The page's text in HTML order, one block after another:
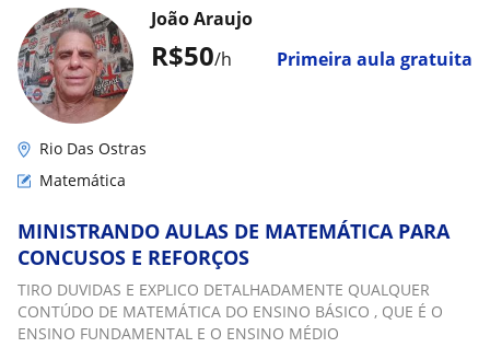
R$50/h Primeira aula gratuita
João Araujo
Rio Das Ostras
Matemática
MINISTRANDO AULAS DE MATEMÁTICA PARA
CONCUSOS E REFORÇOS
TIRO DUVIDAS E EXPLICO DETALHADAMENTE QUALQUER
CONTÚDO DE MATEMÁTICA DO ENSINO BÁSICO , QUE É O
ENSINO FUNDAMENTAL E O ENSINO MÉDIO